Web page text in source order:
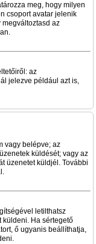
meg, hogy milyen
csoport avatar jelenik
az
az
jelezve például azt is,
vagy belépve; az
küldését; vagy az
üzenetet küldjél. További
letilthatsz
küldeni. Ha sértegető
ő ugyanis beállíthatja,